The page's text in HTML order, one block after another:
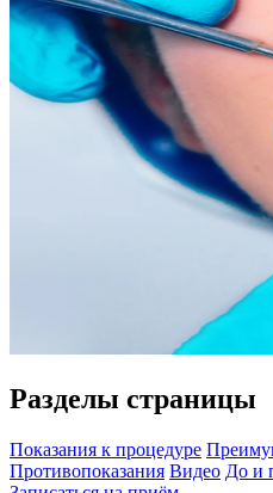
Разделы страницы
Показания к процедуре
Противопоказания Видео До и